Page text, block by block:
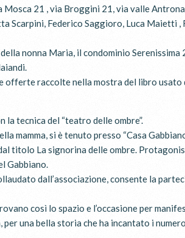
Mosca 21 , via Broggini 21, via valle
Scarpini, Federico Saggioro, Luca Maietti
nonna Maria, il condominio
offerte raccolte nella mostra del libro
la tecnica del “teatro delle ombre”.
mamma, si è tenuto presso “Casa
titolo La signorina delle ombre.
Gabbiano.
dall’associazione, consente la
così lo spazio e l’occasione per
una bella storia che ha incantato i